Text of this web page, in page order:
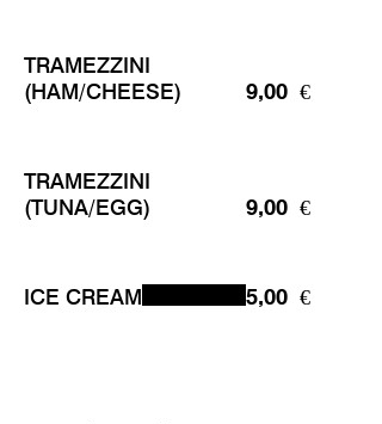
TRAMEZZINI
(HAM/CHEESE)
9,00 €
TRAMEZZINI
(TUNA/EGG)
9,00 €
ICE CREAM 5,00 €